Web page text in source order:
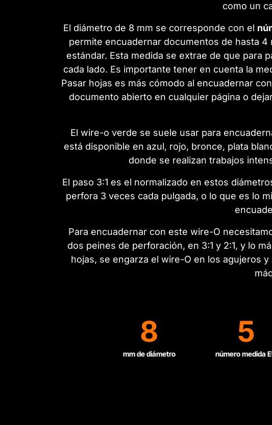
como un
El diámetro de 8 mm se corresponde con el
permite encuadernar documentos de hasta
estándar. Esta medida se extrae de que para
cada lado. Es importante tener en cuenta la
Pasar hojas es más cómodo al encuadernar
documento abierto en cualquier página o
El wire-o verde se suele usar para
está disponible en azul, rojo, bronce, plata
donde se realizan trabajos
El paso 3:1 es el normalizado en estos
perfora 3 veces cada pulgada, o lo que es lo
Para encuadernar con este wire-O
dos peines de perforación, en 3:1 y 2:1, y lo
hojas, se engarza el wire-O en los agujeros
8
mm de diámetro
5
número medida